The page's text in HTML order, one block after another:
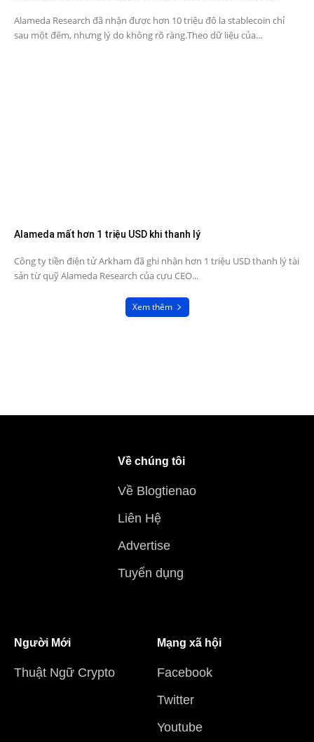
Alameda Research đã nhận được hơn 10 triệu đô la stablecoin chỉ
sau một đêm, nhưng lý do không rõ ràng.Theo dữ liệu của...
Alameda mất hơn 1 triệu USD khi thanh lý
Công ty tiền điện tử Arkham đã ghi nhận hơn 1 triệu USD thanh lý tài
sản từ quỹ Alameda Research của cựu CEO...
Xem thêm
Về chúng tôi
Về Blogtienao
Liên Hệ
Advertise
Tuyển dụng
Người Mới
Thuật Ngữ Crypto
Mạng xã hội
Facebook
Twitter
Youtube